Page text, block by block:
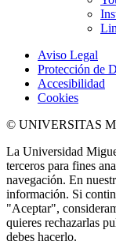
Aviso Legal
Protección de
Accesibilidad
Cookies
© UNIVERSITAS
La Universidad
terceros para fines
navegación. En
información. Si
"Aceptar",
quieres rechazarlas
debes hacerlo.